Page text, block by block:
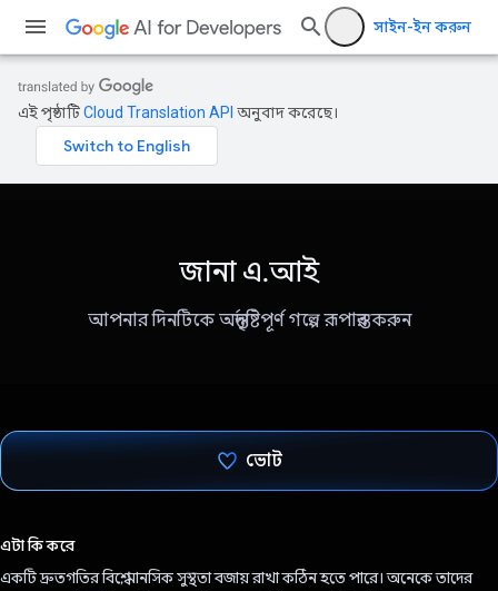
সাইন-ইন করুন
এই পৃষ্ঠাটিCloud Translation API অনুবাদ করেছে।
জানা এ.আই
আপনার দিনটিকে অন্তর্দৃষ্টিপূর্ণ গল্পে রূপান্তর করুন
ভোট
এটা কি করে
একটি দ্রুতগতির বিশ্বে, মানসিক সুস্থতা বজায় রাখা কঠিন হতে পারে। অনেকে তাদের